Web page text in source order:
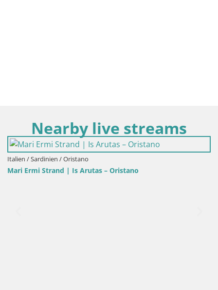
Nearby live streams
Poetto Strand Webcam | Cagliari |